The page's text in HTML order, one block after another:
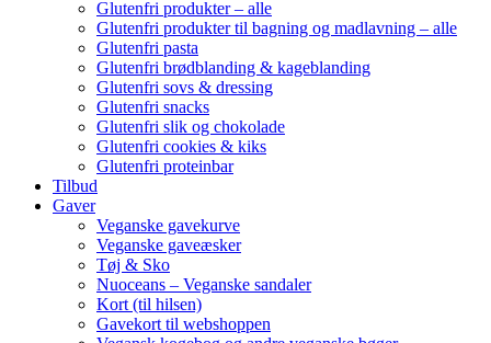
Glutenfri produkter – alle
Glutenfri produkter til bagning og madlavning – alle
Glutenfri pasta
Glutenfri brødblanding & kageblanding
Glutenfri sovs & dressing
Glutenfri snacks
Glutenfri slik og chokolade
Glutenfri cookies & kiks
Glutenfri proteinbar
Tilbud
Gaver
Veganske gavekurve
Veganske gaveæsker
Tøj & Sko
Nuoceans – Veganske sandaler
Kort (til hilsen)
Gavekort til webshoppen